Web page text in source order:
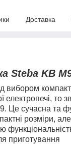
Доставка
Steba KB
вибором
електропечі, то
Це сучасна та
розміри,
приготування